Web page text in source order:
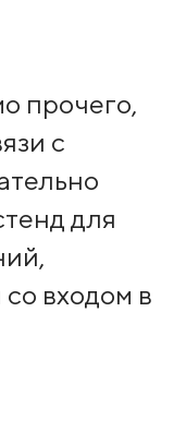
прочего,
с
для
входом в